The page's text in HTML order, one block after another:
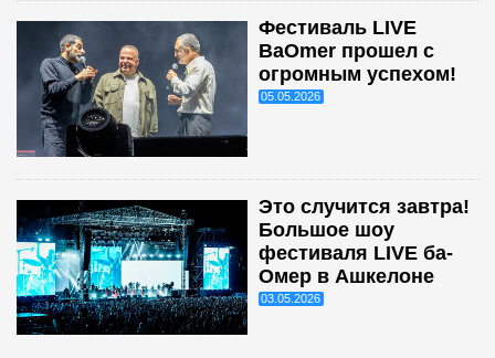
Фестиваль LIVE
BaOmer прошел с
огромным успехом!
05.05.2026
Это случится завтра!
Большое шоу
фестиваля LIVE ба-
Омер в Ашкелоне
03.05.2026